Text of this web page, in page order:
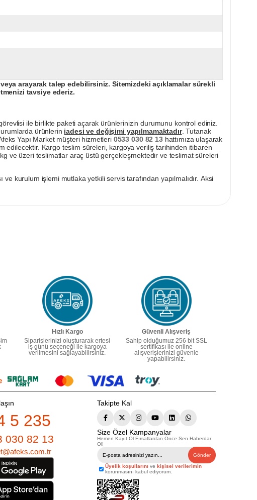
veya arayarak talep edebilirsiniz. Sitemizdeki açıklamalar sürekli
tavsiye ederiz.
ile birlikte paketi açarak ürünlerinizin durumunu kontrol ediniz.
ürünlerin iadesi ve değişimi yapılmamaktadır. Tutanak
Yapı Market müşteri hizmetleri 0533 030 82 13hattımıza ulaşarak
edilecektir. Kargo teslim süreleri, kargoya veriliş tarihinden itibaren
ve üzeri teslimatlar araç üstü gerçekleşmektedir ve teslimat süreleri
kurulum işlemi mutlaka yetkili servis tarafından yapılmalıdır. Aksi
Hızlı Kargo
Siparişlerinizi oluşturarak ertesi
iş günü seçeneği ile kargoya
verilmesini sağlayabilirsiniz.
Güvenli Alışveriş
Sahip olduğumuz 256 bit SSL
sertifikası ile online
alışverişlerinizi güvenle
yapabilirsiniz.
5 235
030 82 13
Takipte Kal
Size Özel Kampanyalar
Hemen Kayıt Ol Fırsatlardan Önce Sen Haberdar
Ol!
Gönder
Üyelik koşullarını ve kişisel verilerimin
korunmasını kabul ediyorum.